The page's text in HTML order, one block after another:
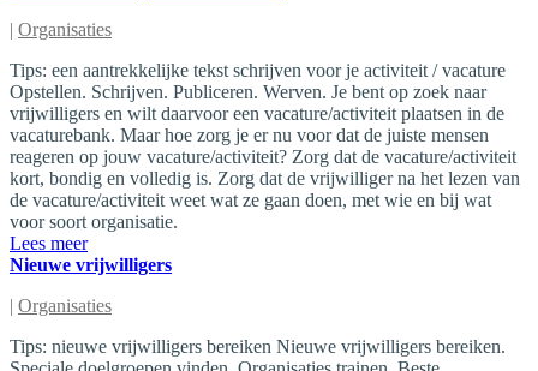
| Organisaties
Tips: een aantrekkelijke tekst schrijven voor je activiteit / vacature
Opstellen. Schrijven. Publiceren. Werven. Je bent op zoek naar
vrijwilligers en wilt daarvoor een vacature/activiteit plaatsen in de
vacaturebank. Maar hoe zorg je er nu voor dat de juiste mensen
reageren op jouw vacature/activiteit? Zorg dat de vacature/activiteit
kort, bondig en volledig is. Zorg dat de vrijwilliger na het lezen van
de vacature/activiteit weet wat ze gaan doen, met wie en bij wat
voor soort organisatie.
Lees meer
Nieuwe vrijwilligers
| Organisaties
Tips: nieuwe vrijwilligers bereiken Nieuwe vrijwilligers bereiken.